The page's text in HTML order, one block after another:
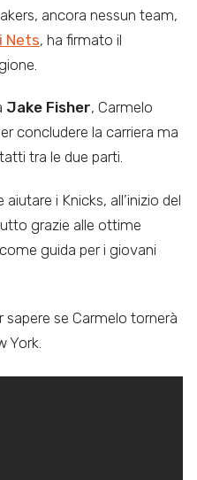
ancora nessun team,
Nets, ha firmato il
Jake Fisher, Carmelo
concludere la carriera ma
tra le due parti.
aiutare i Knicks, all’inizio del
grazie alle ottime
guida per i giovani
se Carmelo tornerà
York.